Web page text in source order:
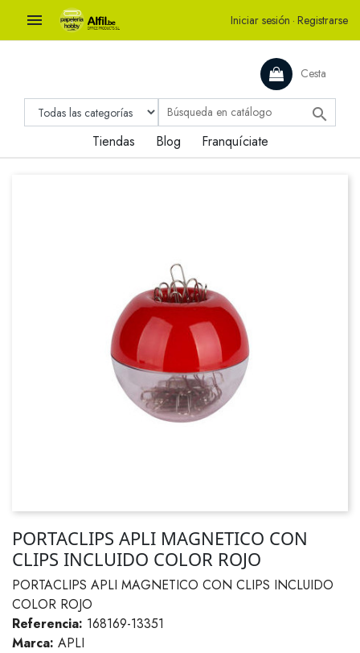
 Iniciar sesión · Registrarse
Cesta

Tiendas Blog Franquíciate
PORTACLIPS APLI MAGNETICO CON
CLIPS INCLUIDO COLOR ROJO
PORTACLIPS APLI MAGNETICO CON CLIPS INCLUIDO
COLOR ROJO
Referencia: 168169-13351
Marca: APLI